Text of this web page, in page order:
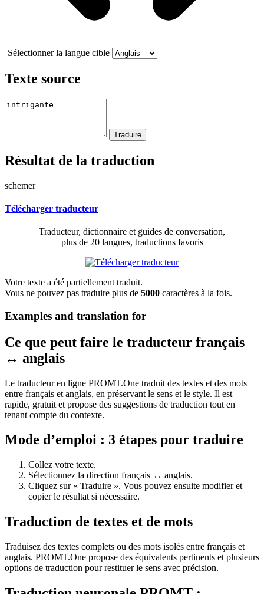
Sélectionner la langue cible
Texte source
Résultat de la traduction
schemer
Télécharger traducteur
Traducteur, dictionnaire et guides de conversation,
plus de 20 langues, traductions favoris
Votre texte a été partiellement traduit.
Vous ne pouvez pas traduire plus de 5000 caractères à la fois.
Examples and translation for
Ce que peut faire le traducteur français
↔ anglais
Le traducteur en ligne PROMT.One traduit des textes et des mots
entre français et anglais, en préservant le sens et le style. Il est
rapide, gratuit et propose des suggestions de traduction tout en
tenant compte du contexte.
Mode d’emploi : 3 étapes pour traduire
Collez votre texte.
Sélectionnez la direction français ↔ anglais.
Cliquez sur « Traduire ». Vous pouvez ensuite modifier et
copier le résultat si nécessaire.
Traduction de textes et de mots
Traduisez des textes complets ou des mots isolés entre français et
anglais. PROMT.One propose des équivalents pertinents et plusieurs
options de traduction pour restituer le sens avec précision.